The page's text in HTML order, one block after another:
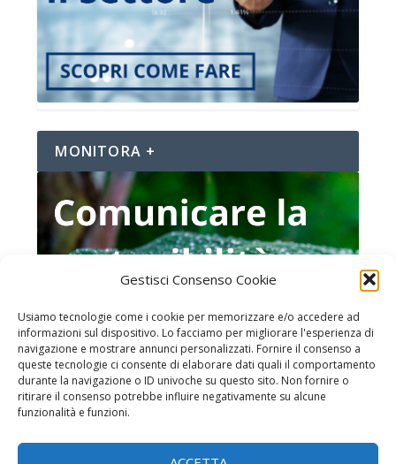
Gestisci Consenso Cookie
Usiamo tecnologie come i cookie per memorizzare e/o accedere ad
informazioni sul dispositivo. Lo facciamo per migliorare l'esperienza di
navigazione e mostrare annunci personalizzati. Fornire il consenso a
queste tecnologie ci consente di elaborare dati quali il comportamento
durante la navigazione o ID univoche su questo sito. Non fornire o
ritirare il consenso potrebbe influire negativamente su alcune
funzionalità e funzioni.
MONITORA +
Home page